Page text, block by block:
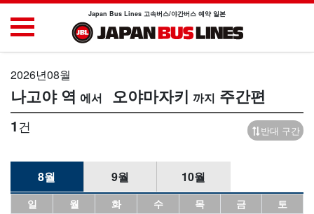
Japan Bus Lines 고속버스/야간버스 예약 일본
2026년08월
나고야 역 오야마자키 주간편
1건 반대 구간
8월 9월 10월
일 월 화 수 목 금
토